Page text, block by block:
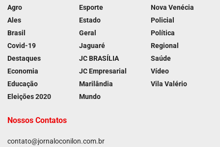
Agro
Ales
Brasil
Covid-19
Destaques
Economia
Educação
Eleições 2020
Esporte
Estado
Geral
Jaguaré
JC BRASÍLIA
JC Empresarial
Marilândia
Mundo
Nova Venécia
Policial
Política
Regional
Saúde
Vídeo
Vila Valério
Nossos Contatos
contato@jornaloconilon.com.br